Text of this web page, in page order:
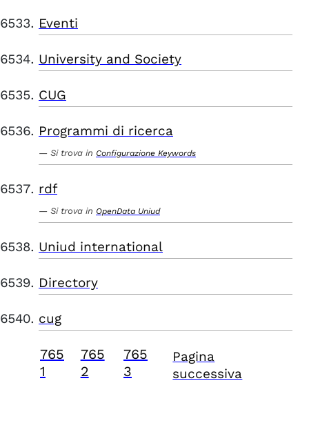
Eventi
University and Society
CUG
Programmi di ricerca
Si trova in Configurazione Keywords
rdf
Si trova in OpenData Uniud
Uniud international
Directory
cug
765
1
765
2
765
3
Pagina
successiva